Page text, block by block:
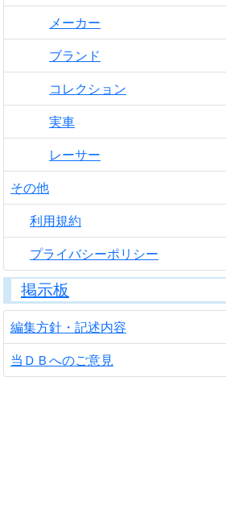
メーカー
ブランド
コレクション
実車
レーサー
その他
利用規約
プライバシーポリシー
掲示板
編集方針・記述内容
当ＤＢへのご意見